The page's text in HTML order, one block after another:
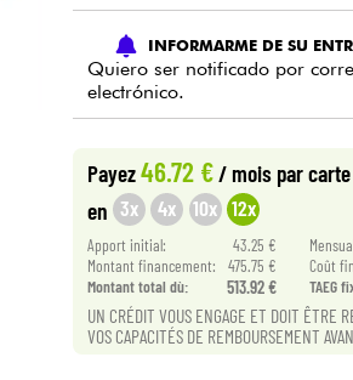
INFORMARME DE SU
Quiero ser notificado por
electrónico.
Payez46.72 €/ mois par
en 3x 4x 10x 12x
Apport initial: 43.25 €
Montant financement:
475.75 € Coût
Montant total dù:
513.92 € TAEG
UN CRÉDIT VOUS ENGAGE ET DOIT ÊTRE
VOS CAPACITÉS DE REMBOURSEMENT